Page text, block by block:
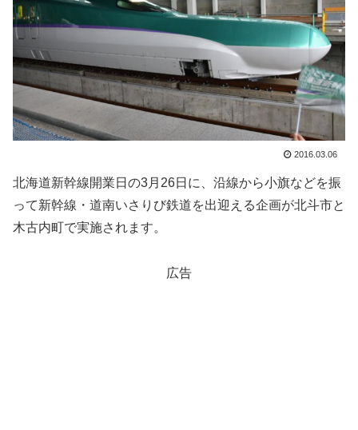
2016.03.06
北海道新幹線開業日の3月26日に、沿線から小旗などを振
って新幹線・道南いさりび鉄道を出迎える企画が北斗市と
木古内町で実施されます。
広告